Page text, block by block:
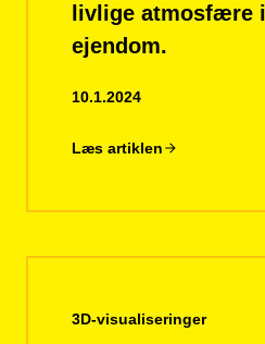
livlige atmosfære
ejendom.
10.1.2024
Læs artiklen
3D-visualiseringer